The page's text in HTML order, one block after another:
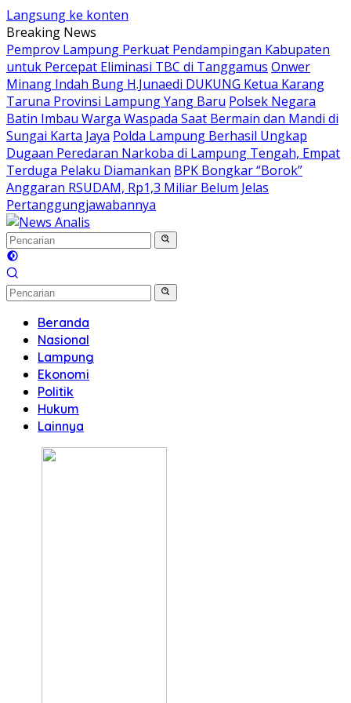
Langsung ke konten
Breaking News
Pemprov Lampung Perkuat Pendampingan Kabupaten
untuk Percepat Eliminasi TBC di Tanggamus Onwer
Minang Indah Bung H.Junaedi DUKUNG Ketua Karang
Taruna Provinsi Lampung Yang Baru Polsek Negara
Batin Imbau Warga Waspada Saat Bermain dan Mandi di
Sungai Karta Jaya Polda Lampung Berhasil Ungkap
Dugaan Peredaran Narkoba di Lampung Tengah, Empat
Terduga Pelaku Diamankan BPK Bongkar “Borok”
Anggaran RSUDAM, Rp1,3 Miliar Belum Jelas
Pertanggungjawabannya
Beranda
Nasional
Lampung
Ekonomi
Politik
Hukum
Lainnya